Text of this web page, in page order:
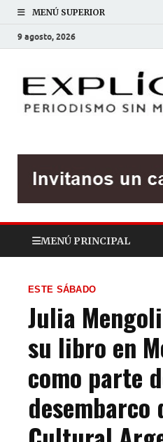
MENÚ SUPERIOR
9 agosto, 2026
MENÚ PRINCIPAL
ESTE SÁBADO
Julia
su libro en
como parte
desembarco